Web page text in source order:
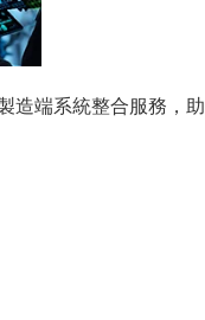
造端系統整合服務，助